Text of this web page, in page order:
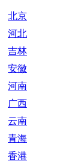
北京
河北
吉林
安徽
河南
广西
云南
青海
香港